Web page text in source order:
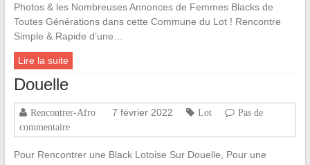
Photos & les Nombreuses Annonces de Femmes Blacks de
Toutes Générations dans cette Commune du Lot ! Rencontre
Simple & Rapide d’une…
Lire la suite
Douelle
Rencontrer-Afro 7 février 2022 Lot
Pas de
commentaire
Pour Rencontrer une Black Lotoise Sur Douelle, Pour une